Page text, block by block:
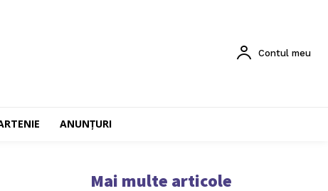
Contul meu
ANUNȚURI
Mai multe articole